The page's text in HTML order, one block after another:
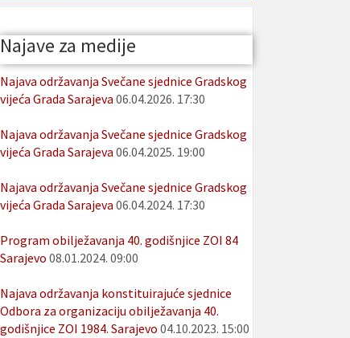
Najave za medije
Najava održavanja Svečane sjednice Gradskog
vijeća Grada Sarajeva 06.04.2026. 17:30
Najava održavanja Svečane sjednice Gradskog
vijeća Grada Sarajeva 06.04.2025. 19:00
Najava održavanja Svečane sjednice Gradskog
vijeća Grada Sarajeva 06.04.2024. 17:30
Program obilježavanja 40. godišnjice ZOI 84
Sarajevo 08.01.2024. 09:00
Najava održavanja konstituirajuće sjednice
Odbora za organizaciju obilježavanja 40.
godišnjice ZOI 1984. Sarajevo 04.10.2023. 15:00